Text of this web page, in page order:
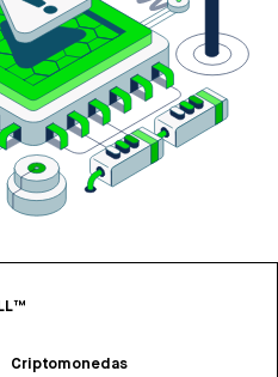
Criptomonedas